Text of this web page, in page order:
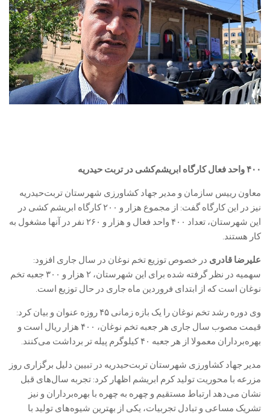
۴۰۰ واحد فعال کارگاه ابریشم‌کشی در تربت حیدریه
معاون رییس سازمان و مدیر جهاد کشاورزی شهرستان تربت‌حیدریه
نیز در این کارگاه گفت: از مجموع هزار و ۲۰۰ کارگاه ابریشم کشی در
این شهرستان، تعداد ۴۰۰ واحد فعال و هزار و ۲۶۰ نفر در آنها مشغول به
کار هستند.
علیرضا قادری در خصوص توزیع تخم نوغان در سال جاری افزود:
سهمیه در نظر گرفته شده برای این شهرستان، ۲ هزار و ۳۰۰ جعبه تخم
نوغان است که از ابتدای فروردین ماه جاری در حال توزیع است.
وی دوره رشد تخم نوغان را یک بازه زمانی ۴۵ روزه عنوان و بیان کرد:
قیمت مصوب سال جاری هر جعبه تخم نوغان، ۴۰۰ هزار ریال است و
بهره‌برداران معمولا از هر جعبه ۴۰ کیلوگرم پیله تر برداشت می‌کنند.
مدیر جهاد کشاورزی شهرستان تربت‌حیدریه در تبیین دلیل برگزاری روز
مزرعه با محوریت تولید کرم ابریشم اظهار کرد: تجربه سال‌های قبل
نشان می‌دهد ارتباط مستقیم و چهره به چهره با بهره‌برداران و نیز
تشریک مساعی و تبادل تجربیات، یکی از بهترین شیوه‌های تولید با